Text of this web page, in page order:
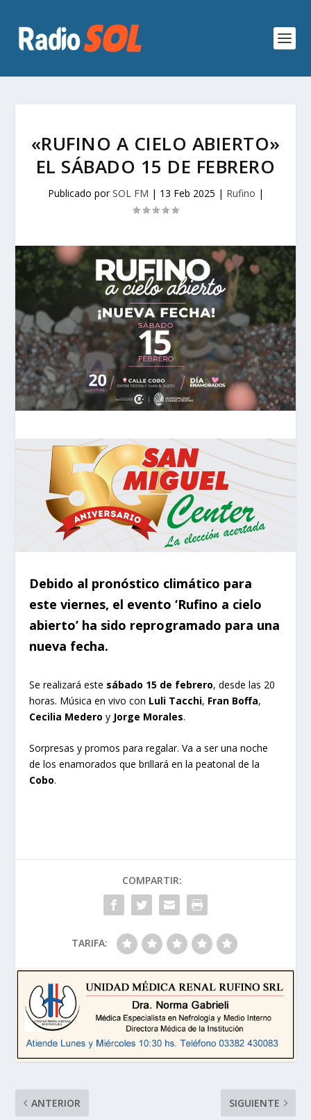
«RUFINO A CIELO ABIERTO»
EL SÁBADO 15 DE FEBRERO
Publicado porSOL FM | 13 Feb 2025 | Rufino |
Debido al pronóstico climático para
este viernes, el evento ‘Rufino a cielo
abierto’ ha sido reprogramado para una
nueva fecha.
Se realizará este sábado 15 de febrero, desde las 20
horas. Música en vivo con Luli Tacchi, Fran Boffa,
Cecilia Medero y Jorge Morales.
Sorpresas y promos para regalar. Va a ser una noche
de los enamorados que brillará en la peatonal de la
Cobo.
COMPARTIR:
TARIFA:
ANTERIOR SIGUIENTE